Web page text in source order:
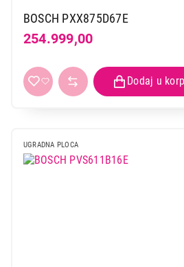
BOSCH PXX875D67E
254.999,00
UGRADNA PLOCA